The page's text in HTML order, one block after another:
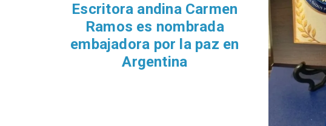
Escritora andina Carmen
Ramos es nombrada
embajadora por la paz en
Argentina